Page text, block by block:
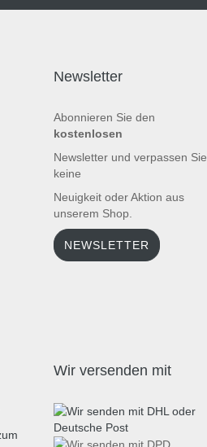
Newsletter
Abonnieren Sie den
kostenlosen
Newsletter und verpassen Sie
keine
Neuigkeit oder Aktion aus
unserem Shop.
NEWSLETTER
Wir versenden mit